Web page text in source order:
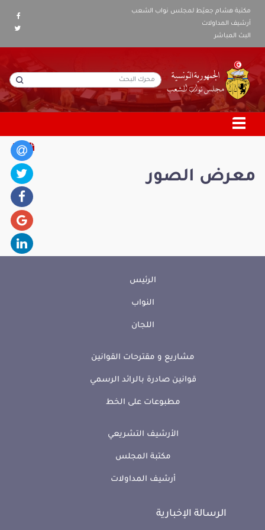
مكتبة هشام جعيّط لمجلس نواب الشعب
أرشيف المداولات
البث المباشر
معرض الصور
الرئيس
النواب
اللجان
مشاريع و مقترحات القوانين
قوانين صادرة بالرائد الرسمي
مطبوعات على الخط
الأرشيف التشريعي
مكتبة المجلس
أرشيف المداولات
الرسالة الإخبارية